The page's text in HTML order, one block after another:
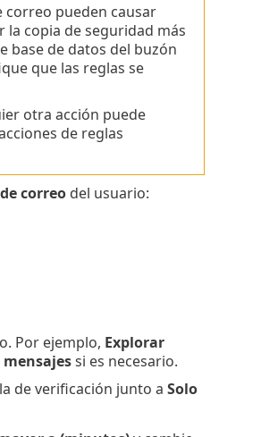
correo pueden causar
la copia de seguridad más
base de datos del buzón
que las reglas se
otra acción puede
de reglas
correodel usuario:
Por ejemplo, Explorar
si es necesario.
de verificación junto a Solo